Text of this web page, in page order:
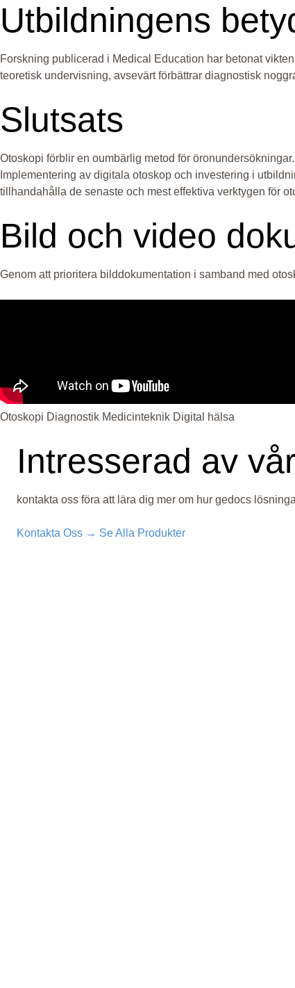
Utbildningens
Forskning publicerad i Medical Education har betonat
teoretisk undervisning, avsevärt förbättrar diagnostisk
Slutsats
Otoskopi förblir en oumbärlig metod för
Implementering av digitala otoskop och investering i
tillhandahålla de senaste och mest effektiva verktygen för
Bild och video
Genom att prioritera bilddokumentation i samband med
Otoskopi Diagnostik Medicinteknik Digital hälsa
Intresserad av
kontakta oss föra att lära dig mer om hur gedocs
Kontakta Oss → Se Alla Produkter